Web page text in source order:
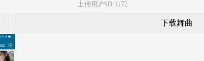
上传用户ID:1172
下载舞曲